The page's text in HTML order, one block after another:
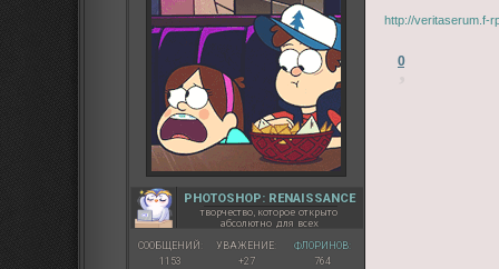
PHOTOSHOP: RENAISSANCE
творчество, которое открыто
абсолютно для всех
СООБЩЕНИЙ:
1153
УВАЖЕНИЕ:
+27
ФЛОРИНОВ:
764
http://veritaserum.f-
0